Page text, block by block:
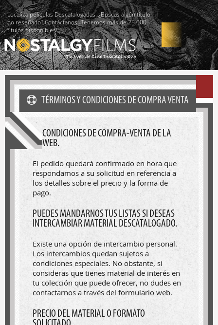
Localiza películas Descatalogadas. ¿Buscas algún título
no reseñado? Contáctanos -Tenemos más de 25.000
títulos disponibles!
TÉRMINOS Y CONDICIONES DE COMPRA VENTA
CONDICIONES DE COMPRA-VENTA DE LA
WEB.
El pedido quedará confirmado en hora que
respondamos a su solicitud en referencia a
los detalles sobre el precio y la forma de
pago.
PUEDES MANDARNOS TUS LISTAS SI DESEAS
INTERCAMBIAR MATERIAL DESCATALOGADO.
Existe una opción de intercambio personal.
Los intercambios quedan sujetos a
condiciones especiales. No obstante, si
consideras que tienes material de interés en
tu colección que puede ofrecer, no dudes en
contactarnos a través del formulario web.
PRECIO DEL MATERIAL O FORMATO